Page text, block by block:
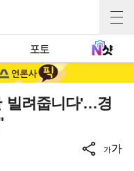
포토
빌려줍니다'…경
가가